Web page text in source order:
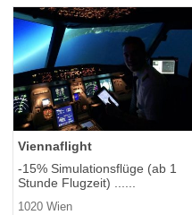
Viennaflight
-15% Simulationsflüge (ab 1
Stunde Flugzeit) ......
1020 Wien